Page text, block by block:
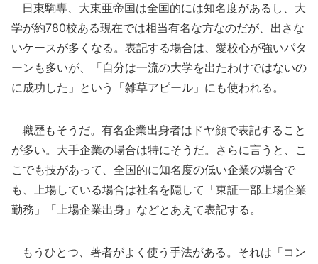
日東駒専、大東亜帝国は全国的には知名度があるし、大
学が約780校ある現在では相当有名な方なのだが、出さな
いケースが多くなる。表記する場合は、愛校心が強いパタ
ーンも多いが、「自分は一流の大学を出たわけではないの
に成功した」という「雑草アピール」にも使われる。
職歴もそうだ。有名企業出身者はドヤ顔で表記すること
が多い。大手企業の場合は特にそうだ。さらに言うと、こ
こでも技があって、全国的に知名度の低い企業の場合で
も、上場している場合は社名を隠して「東証一部上場企業
勤務」「上場企業出身」などとあえて表記する。
もうひとつ、著者がよく使う手法がある。それは「コン